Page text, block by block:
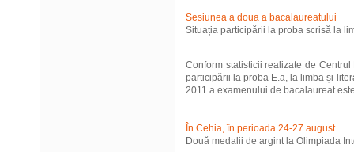
Sesiunea a doua a bacalaureatului
Situația participării la proba scrisă la
Conform statisticii realizate de
participării la proba E.a, la limba și
2011 a examenului de bacalaureat
În Cehia, în perioada 24-27 august
Două medalii de argint la Olimpiada